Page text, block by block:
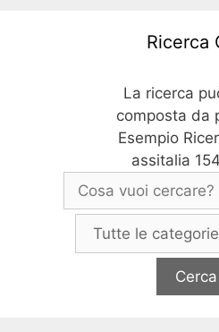
Ricerca
La ricerca
composta da
Esempio
assitalia